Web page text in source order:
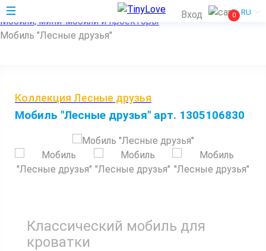
RU
Вход 0
Главная
Мобили, мини-мобили и проекторы
Мобиль "Лесные друзья"
Коллекция Лесные друзья
Мобиль "Лесные друзья" арт. 1305106830
Классический мобиль для
кроватки